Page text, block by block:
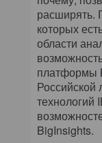
расширять.
которых
области
платформы
Российской
технологий
BigInsights.